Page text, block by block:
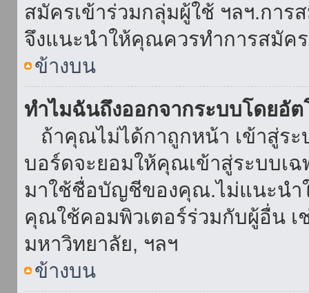
สมัครเข้าร่วมกลุ่มผู้ใช้ ฯลฯ.การ
จึงแนะนำให้คุณควรทำการสมัค
ข้างบน
ทำไมฉันถึงออกจากระบบโดยอั
ถ้าคุณไม่ได้กาถูกหน้า เข้าสู่ร
บอร์ดจะยอมให้คุณเข้าสู่ระบบเ
มาใช้ชื่อบัญชีของคุณ.ไม่แนะนำ
คุณใช้คอมพิวเตอร์ร่วมกับผู้อื่น เ
มหาวิทยาลัย, ฯลฯ
ข้างบน